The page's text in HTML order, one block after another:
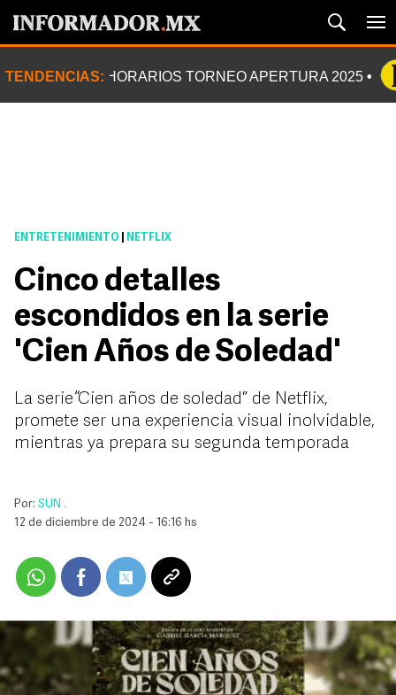
TENDENCIAS: HORARIOS TORNEO APERTURA 2025
ENTRETENIMIENTO NETFLIX
Cinco detalles
escondidos en la serie
'Cien Años de Soledad'
La serie “Cien años de soledad” de Netflix,
promete ser una experiencia visual inolvidable,
mientras ya prepara su segunda temporada
Por: SUN .
12 de diciembre de 2024 - 16:16 hs